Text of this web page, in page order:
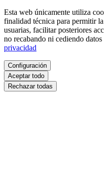
Esta web únicamente utiliza
finalidad técnica para permitir
usuarias, facilitar posteriores
no recabando ni cediendo datos
privacidad
Configuración
Aceptar todo
Rechazar todas